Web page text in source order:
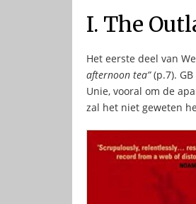
I. The
Het eerste deel van
afternoon tea”(p.7).
Unie, vooral om de
zal het niet geweten